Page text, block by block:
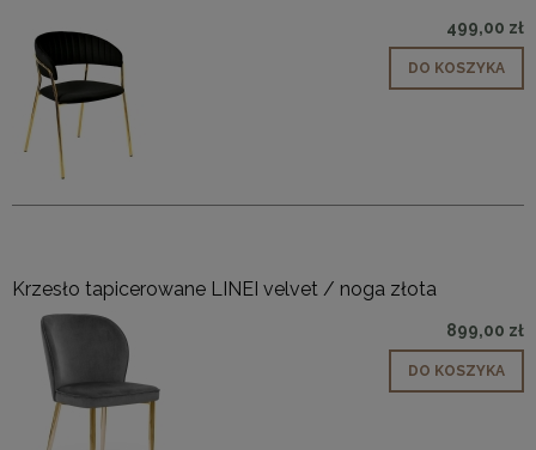
499,00 zł
DO KOSZYKA
Krzesło tapicerowane LINEI velvet / noga złota
899,00 zł
DO KOSZYKA